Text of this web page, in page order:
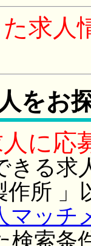
求人
をお
に応
きる求
所 」
マッチ
検索条